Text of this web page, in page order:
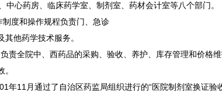
心药房、临床药学室、制剂室、药材会计室等八个部门。
度和操作规程负责门、急诊
他药学技术服务。
全院中、西药品的采购、验收、养护、库存管理和价格
11月通过了自治区药监局组织进行的“医院制剂室换证验